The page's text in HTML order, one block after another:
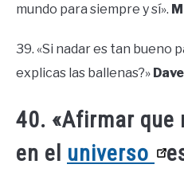
mundo para siempre y sí».
39. «Si nadar es tan bueno
explicas las ballenas?»
40. «Afirmar que
en el universo